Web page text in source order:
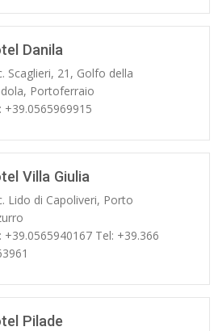
Danila
Scaglieri, 21, Golfo della
Portoferraio
+39.0565969915
Villa Giulia
Lido di Capoliveri, Porto
+39.0565940167 Tel: +39.366
Pilade